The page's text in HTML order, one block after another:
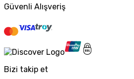
Güvenli Alışveriş
Bizi takip et